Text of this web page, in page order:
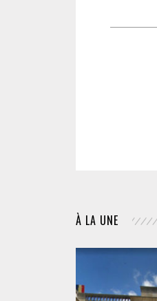
À LA UNE